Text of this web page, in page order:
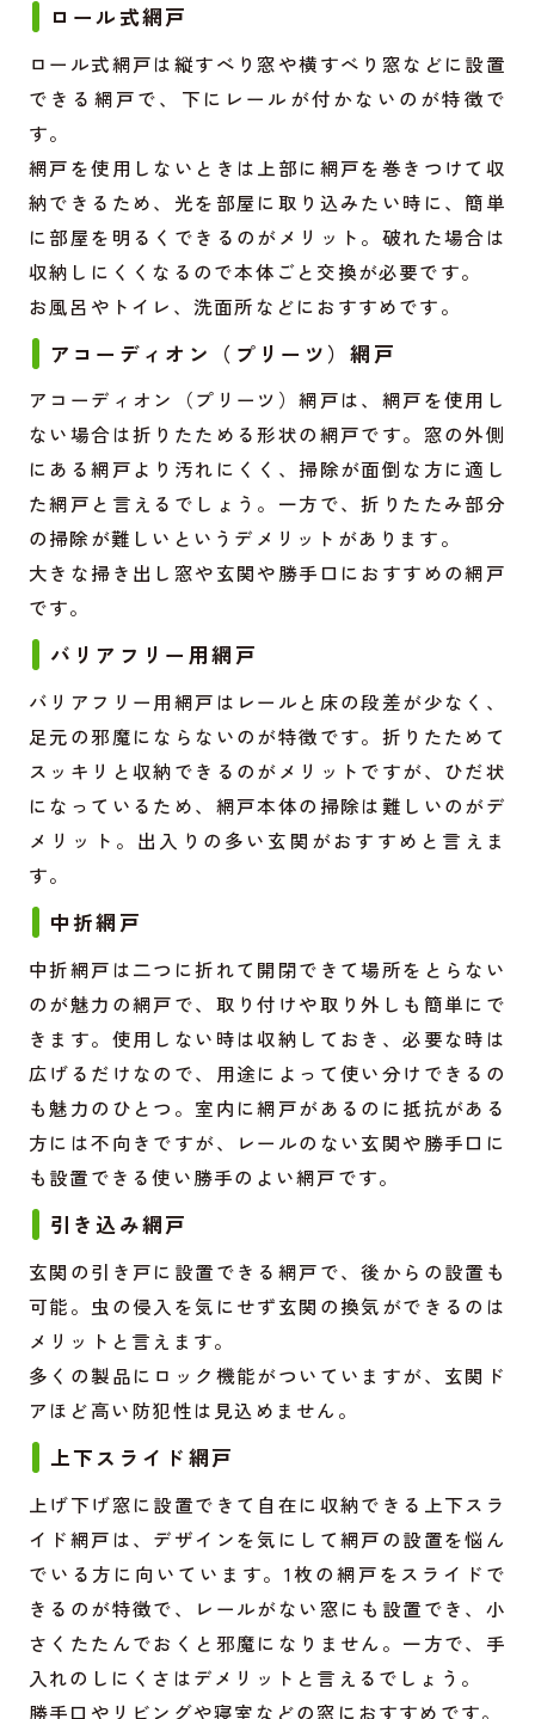
ロール式網戸
ロール式網戸は縦すべり窓や横すべり窓などに設置
できる網戸で、下にレールが付かないのが特徴で
す。
網戸を使用しないときは上部に網戸を巻きつけて収
納できるため、光を部屋に取り込みたい時に、簡単
に部屋を明るくできるのがメリット。破れた場合は
収納しにくくなるので本体ごと交換が必要です。
お風呂やトイレ、洗面所などにおすすめです。
アコーディオン（プリーツ）網戸
アコーディオン（プリーツ）網戸は、網戸を使用し
ない場合は折りたためる形状の網戸です。窓の外側
にある網戸より汚れにくく、掃除が面倒な方に適し
た網戸と言えるでしょう。一方で、折りたたみ部分
の掃除が難しいというデメリットがあります。
大きな掃き出し窓や玄関や勝手口におすすめの網戸
です。
バリアフリー用網戸
バリアフリー用網戸はレールと床の段差が少なく、
足元の邪魔にならないのが特徴です。折りたためて
スッキリと収納できるのがメリットですが、ひだ状
になっているため、網戸本体の掃除は難しいのがデ
メリット。出入りの多い玄関がおすすめと言えま
す。
中折網戸
中折網戸は二つに折れて開閉できて場所をとらない
のが魅力の網戸で、取り付けや取り外しも簡単にで
きます。使用しない時は収納しておき、必要な時は
広げるだけなので、用途によって使い分けできるの
も魅力のひとつ。室内に網戸があるのに抵抗がある
方には不向きですが、レールのない玄関や勝手口に
も設置できる使い勝手のよい網戸です。
引き込み網戸
玄関の引き戸に設置できる網戸で、後からの設置も
可能。虫の侵入を気にせず玄関の換気ができるのは
メリットと言えます。
多くの製品にロック機能がついていますが、玄関ド
アほど高い防犯性は見込めません。
上下スライド網戸
上げ下げ窓に設置できて自在に収納できる上下スラ
イド網戸は、デザインを気にして網戸の設置を悩ん
でいる方に向いています。1枚の網戸をスライドで
きるのが特徴で、レールがない窓にも設置でき、小
さくたたんでおくと邪魔になりません。一方で、手
入れのしにくさはデメリットと言えるでしょう。
勝手口やリビングや寝室などの窓におすすめです。